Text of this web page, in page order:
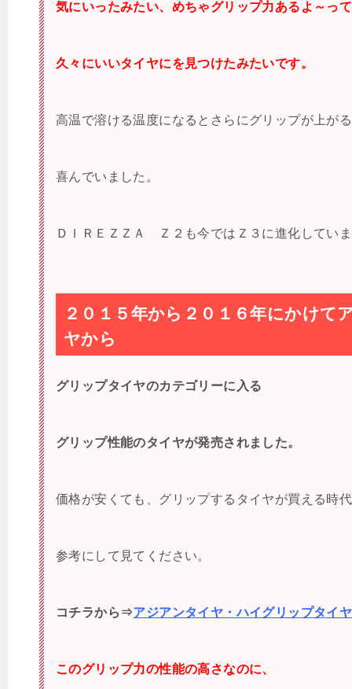
気にいったみたい、めちゃグリップ力あるよ～って
久々にいいタイヤにを見つけたみたいです。
高温で溶ける温度になるとさらにグリップが上が
喜んでいました。
ＤＩＲＥＺＺＡ Ｚ２も今ではＺ３に進化してい
２０１５年から２０１６年にかけて
ヤから
グリップタイヤのカテゴリーに入る
グリップ性能のタイヤが発売されました。
価格が安くても、グリップするタイヤが買える時
参考にして見てください。
コチラから⇒アジアンタイヤ・ハイグリップタイ
このグリップ力の性能の高さなのに、